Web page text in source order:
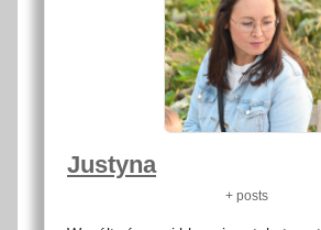
Justyna
+ posts